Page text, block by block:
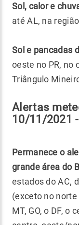
Sol, calor e
até AL, na
Sol e pancadas
oeste no PR, no
Triângulo
Alertas
10/11/2021
Permanece o
grande área do
estados do AC,
(exceto no
MT, GO, o DF, o